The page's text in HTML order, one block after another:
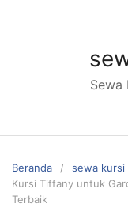
Sewa
Beranda
sewa kursi
Kursi Tiffany untuk
Terbaik